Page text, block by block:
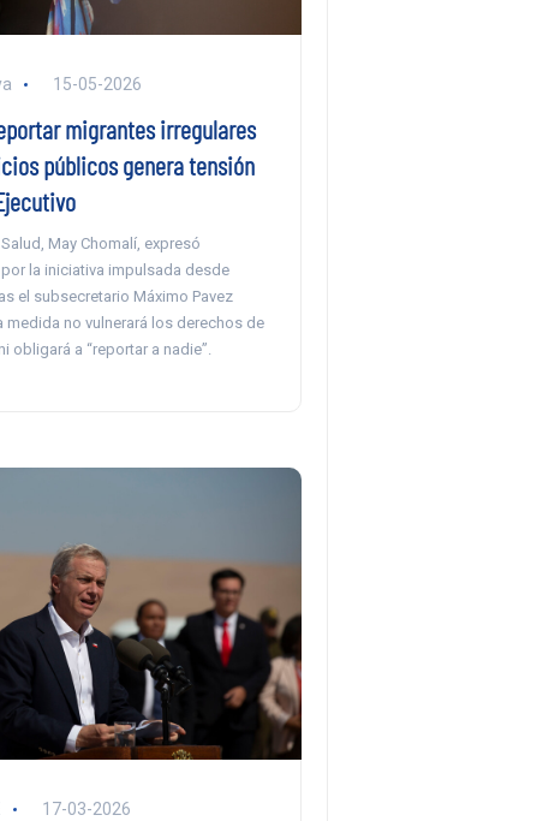
15-05-2026
migrantes irregulares
públicos genera tensión
May Chomalí, expresó
la iniciativa impulsada desde
el subsecretario Máximo Pavez
medida no vulnerará los derechos de
obligará a “reportar a nadie”.
17-03-2026